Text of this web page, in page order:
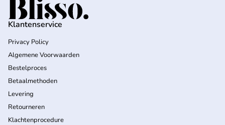
Home
Klantenservice
Privacy Policy
Algemene Voorwaarden
Bestelproces
Betaalmethoden
Levering
Retourneren
Klachtenprocedure